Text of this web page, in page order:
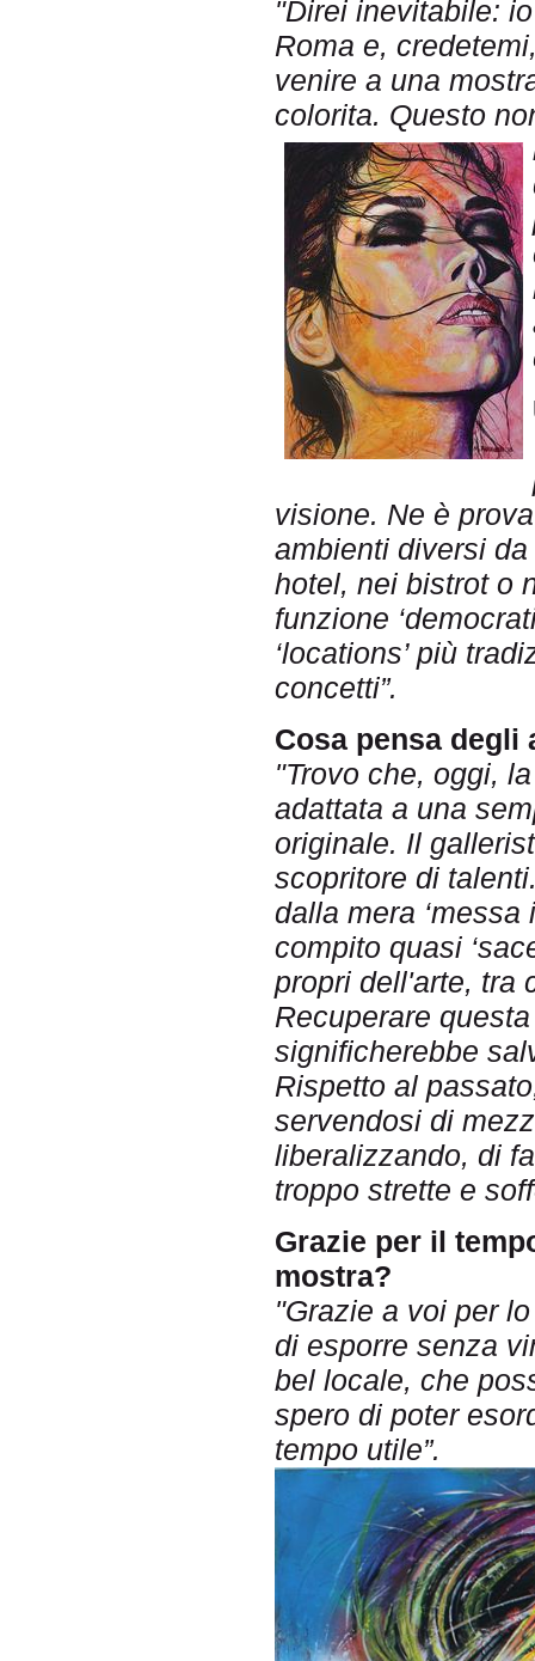
"Direi inevitabile:
Roma e,
venire a una
colorita. Questo
visione. Ne è
ambienti diversi
hotel, nei bistrot o
funzione
‘locations’ più
concetti”.
Cosa pensa
"Trovo che, oggi,
adattata a una
originale. Il
scopritore di
dalla mera
compito quasi
propri dell'arte, tra
Recuperare
significherebbe
Rispetto al
servendosi di
liberalizzando, di
troppo strette e
Grazie per il
mostra?
"Grazie a voi per
di esporre senza
bel locale, che
spero di poter
tempo utile”.